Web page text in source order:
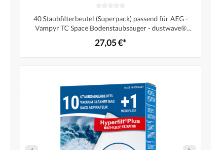
40 Staubfilterbeutel (Superpack) passend für AEG -
Vampyr TC Space Bodenstaubsauger - dustwave®
Markenstaubbeutel - Made in Germany + inkl. Micro-
Filter
27,05 €*